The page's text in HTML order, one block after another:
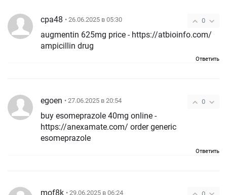
0
cpa48 • 26.06.2025 в 05:30
augmentin 625mg price - https://atbioinfo.com/
ampicillin drug
Ответить
0
egoen • 27.06.2025 в 20:54
buy esomeprazole 40mg online -
https://anexamate.com/ order generic
esomeprazole
Ответить
mof8k • 29.06.2025 в 06:24